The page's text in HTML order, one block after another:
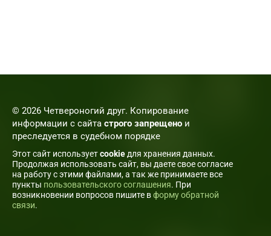
© 2026 Четвероногий друг. Копирование
информации с сайта строго запрещено и
преследуется в судебном порядке
Этот сайт используетcookie для хранения данных.
Продолжая использовать сайт, вы даете свое согласие
на работу с этими файлами, а так же принимаете все
пункты пользовательского соглашения. При
возникновении вопросов пишите вформу обратной
связи.